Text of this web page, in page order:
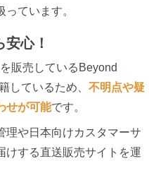
ています。
心！
販売しているBeyond
しているため、 不明点や疑
せが可能です。
理や日本向けカスタマーサ
けする直送販売サイトを運